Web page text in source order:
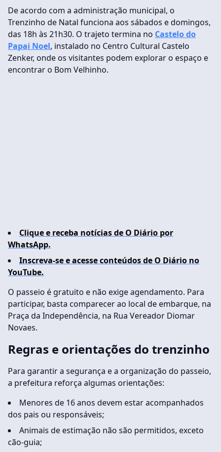
De acordo com a administração municipal, o
Trenzinho de Natal funciona aos sábados e domingos,
das 18h às 21h30. O trajeto termina no Castelo do
Papai Noel, instalado no Centro Cultural Castelo
Zenker, onde os visitantes podem explorar o espaço e
encontrar o Bom Velhinho.
Clique e receba notícias de O Diário por
WhatsApp.
Inscreva-se e acesse conteúdos de O Diário no
YouTube.
O passeio é gratuito e não exige agendamento. Para
participar, basta comparecer ao local de embarque, na
Praça da Independência, na Rua Vereador Diomar
Novaes.
Regras e orientações do trenzinho
Para garantir a segurança e a organização do passeio,
a prefeitura reforça algumas orientações:
Menores de 16 anos devem estar acompanhados
dos pais ou responsáveis;
Animais de estimação não são permitidos, exceto
cão-guia;